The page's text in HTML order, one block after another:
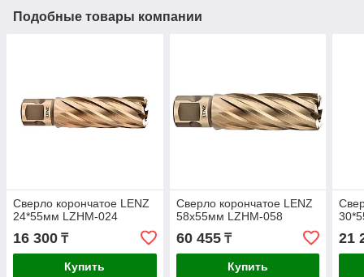
Подобные товары компании
Сверло корончатое LENZ
24*55мм LZHM-024
16 300 ₸
Купить
Сверло корончатое LENZ
58х55мм LZHM-058
60 455₸
Купить
21